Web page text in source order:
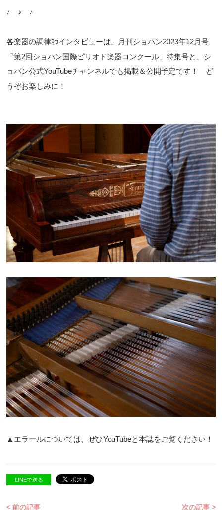
♪ ♪ ♪
各楽器の調律師インタビューは、月刊ショパン2023年12月号
「第2回ショパン国際ピリオド楽器コンクール」特集号と、シ
ョパン公式YouTubeチャンネルでも掲載＆公開予定です！ ど
うぞお楽しみに！
▲エラールについては、ぜひYouTubeと本誌をご覧ください！
LINEで送る
< 前の記事 次の記事 >